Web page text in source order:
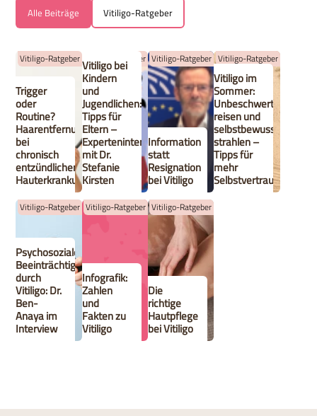
Alle Beiträge Vitiligo-Ratgeber
Vitiligo-Ratgeber
Trigger
oder
Routine?
Haarentfernung
bei
chronisch
entzündlichen
Hauterkrankungen
Vitiligo-Ratgeber
Vitiligo bei
Kindern
und
Jugendlichen:
Tipps für
Eltern –
Experteninterview
mit Dr.
Stefanie
Kirsten
Vitiligo-Ratgeber
Information
statt
Resignation
bei Vitiligo
Vitiligo-Ratgeber
Vitiligo im
Sommer:
Unbeschwert
reisen und
selbstbewusst
strahlen –
Tipps für
mehr
Selbstvertrauen
Vitiligo-Ratgeber
Psychosoziale
Beeinträchtigungen
durch
Vitiligo: Dr.
Ben-
Anaya im
Interview
Vitiligo-Ratgeber
Infografik:
Zahlen
und
Fakten zu
Vitiligo
Vitiligo-Ratgeber
Die
richtige
Hautpflege
bei Vitiligo